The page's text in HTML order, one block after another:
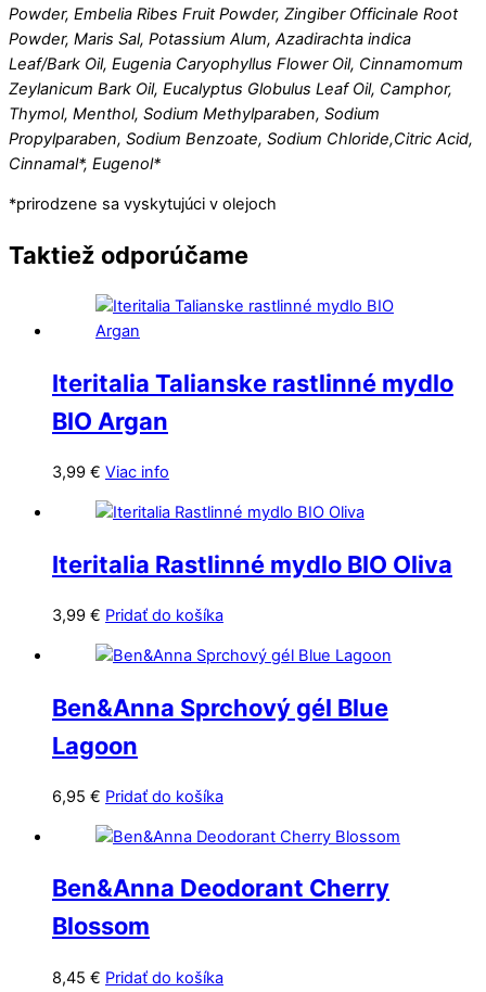
Powder, Embelia Ribes Fruit Powder, Zingiber Officinale Root
Powder, Maris Sal, Potassium Alum, Azadirachta indica
Leaf/Bark Oil, Eugenia Caryophyllus Flower Oil, Cinnamomum
Zeylanicum Bark Oil, Eucalyptus Globulus Leaf Oil, Camphor,
Thymol, Menthol, Sodium Methylparaben, Sodium
Propylparaben, Sodium Benzoate, Sodium Chloride,Citric Acid,
Cinnamal*, Eugenol*
*prirodzene sa vyskytujúci v olejoch
Taktiež odporúčame
Iteritalia Talianske rastlinné mydlo
BIO Argan
3,99 € Viac info
Iteritalia Rastlinné mydlo BIO Oliva
3,99 € Pridať do košíka
Ben&Anna Sprchový gél Blue
Lagoon
6,95 € Pridať do košíka
Ben&Anna Deodorant Cherry
Blossom
8,45 € Pridať do košíka